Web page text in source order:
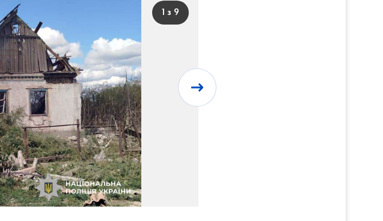
1 з 9